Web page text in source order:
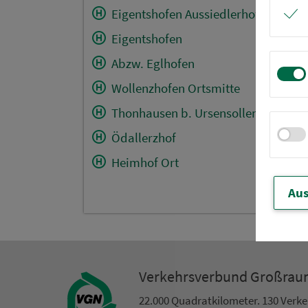
Eigentshofen Aussiedlerhof
Eigentshofen
Abzw. Eglhofen
Wollenzhofen Ortsmitte
Thonhausen b. Ursensollen
Ödallerzhof
Heimhof Ort
Ver­kehrs­ver­bund
22.000 Qua­drat­ki­lo­me­ter. 130